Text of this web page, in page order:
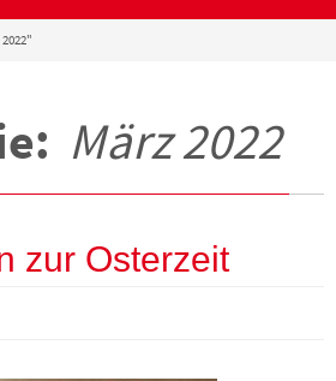
März 2022
zur Osterzeit